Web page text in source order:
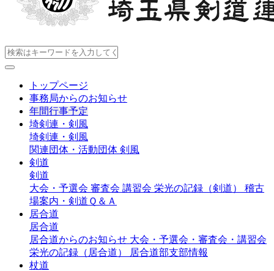
トップページ
事務局からのお知らせ
年間行事予定
埼剣連・剣風
埼剣連・剣風
関連団体・活動団体 剣風
剣道
剣道
大会・予選会 審査会 講習会 栄光の記録（剣道） 稽古
場案内・剣道Ｑ＆Ａ
居合道
居合道
居合道からのお知らせ 大会・予選会・審査会・講習会
栄光の記録（居合道）
居合道部支部情報
杖道